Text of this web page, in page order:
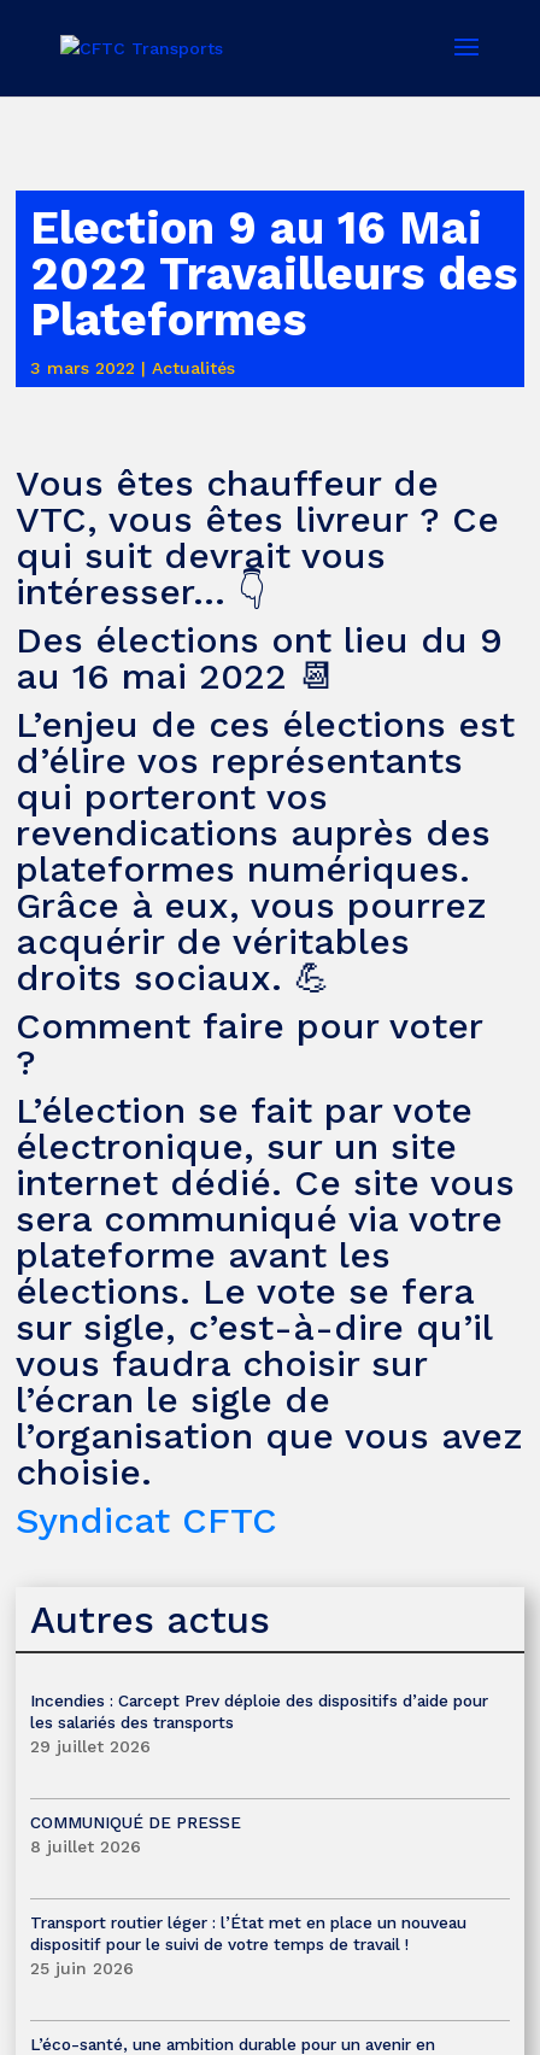
Election 9 au 16 Mai
2022 Travailleurs des
Plateformes
3 mars 2022 |Actualités
Vous êtes chauffeur de
VTC, vous êtes livreur ? Ce
qui suit devrait vous
intéresser… 👇
Des élections ont lieu du 9
au 16 mai 2022 📆
L’enjeu de ces élections est
d’élire vos représentants
qui porteront vos
revendications auprès des
plateformes numériques.
Grâce à eux, vous pourrez
acquérir de véritables
droits sociaux. 💪
Comment faire pour voter
?
L’élection se fait par vote
électronique, sur un site
internet dédié. Ce site vous
sera communiqué via votre
plateforme avant les
élections. Le vote se fera
sur sigle, c’est-à-dire qu’il
vous faudra choisir sur
l’écran le sigle de
l’organisation que vous avez
choisie.
Syndicat CFTC
Autres actus
Incendies : Carcept Prev déploie des dispositifs d’aide pour
les salariés des transports
29 juillet 2026
COMMUNIQUÉ DE PRESSE
8 juillet 2026
Transport routier léger : l’État met en place un nouveau
dispositif pour le suivi de votre temps de travail !
25 juin 2026
L’éco-santé, une ambition durable pour un avenir en